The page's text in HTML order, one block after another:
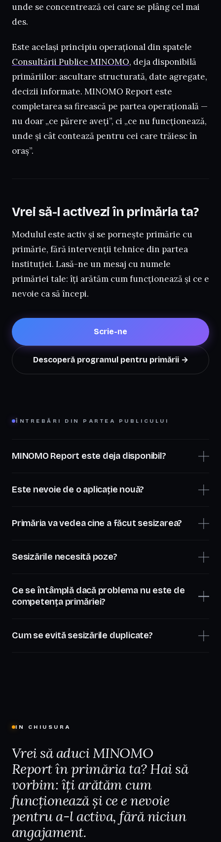
unde se concentrează cei care se plâng cel mai
des.
Este același principiu operațional din spatele
Consultării Publice MINOMO, deja disponibilă
primăriilor: ascultare structurată, date agregate,
decizii informate. MINOMO Report este
completarea sa firească pe partea operațională —
nu doar „ce părere aveți”, ci „ce nu funcționează,
unde și cât contează pentru cei care trăiesc în
oraș”.
Vrei să-l activezi în primăria ta?
Modulul este activ și se pornește primărie cu
primărie, fără intervenții tehnice din partea
instituției. Lasă-ne un mesaj cu numele
primăriei tale: îți arătăm cum funcționează și ce e
nevoie ca să începi.
Scrie-ne
Descoperă programul pentru primării →
ÎNTREBĂRI DIN PARTEA PUBLICULUI
MINOMO Report este deja disponibil?
Este nevoie de o aplicație nouă?
Primăria va vedea cine a făcut sesizarea?
Sesizările necesită poze?
Ce se întâmplă dacă problema nu este de
competența primăriei?
Cum se evită sesizările duplicate?
IN CHIUSURA
Vrei să aduci MINOMO
Report în primăria ta? Hai să
vorbim: îți arătăm cum
funcționează și ce e nevoie
pentru a-l activa, fără niciun
angajament.